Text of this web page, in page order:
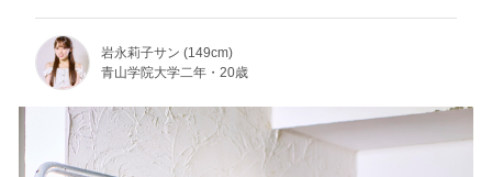
岩永莉子サン (149cm)
青山学院大学二年・20歳